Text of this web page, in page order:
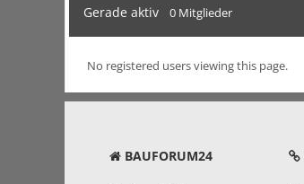
Gerade aktiv 0 Mitglieder
No registered users viewing this page.
BAUFORUM24